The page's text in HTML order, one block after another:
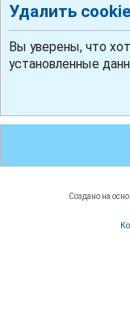
Удалить
Вы уверены, что
установленные
Создано на